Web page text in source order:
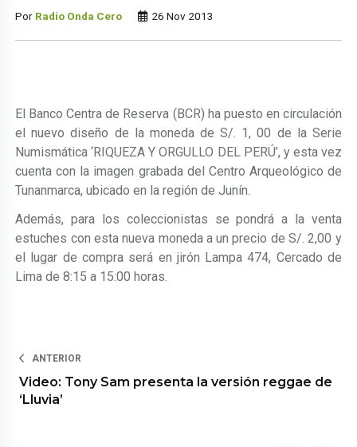
Por Radio Onda Cero 26 Nov 2013
El Banco Centra de Reserva (BCR) ha puesto en circulación
el nuevo diseño de la moneda de S/. 1, 00 de la Serie
Numismática ‘RIQUEZA Y ORGULLO DEL PERÚ’, y esta vez
cuenta con la imagen grabada del Centro Arqueológico de
Tunanmarca, ubicado en la región de Junín.
Además, para los coleccionistas se pondrá a la venta
estuches con esta nueva moneda a un precio de S/. 2,00 y
el lugar de compra será en jirón Lampa 474, Cercado de
Lima de 8:15 a 15:00 horas.
ANTERIOR
Video: Tony Sam presenta la versión reggae de
‘Lluvia’